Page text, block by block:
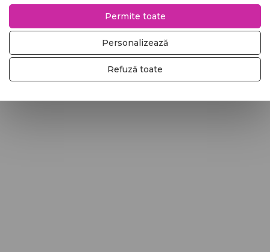
Permite toate
Personalizează
Refuză toate